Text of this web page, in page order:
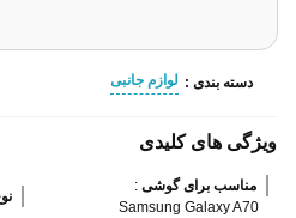
دسته بندی : لوازم جانبی
ویژگی های کلیدی
مناسب برای گوشی :
Samsung Galaxy A70